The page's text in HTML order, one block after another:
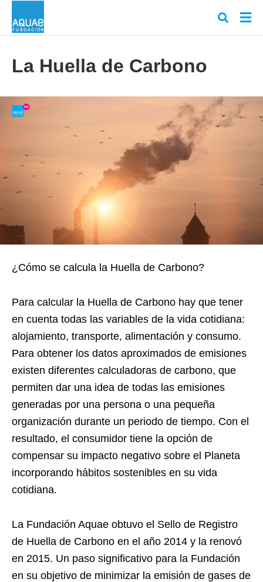
y
La Huella de Carbono
¿Cómo se calcula la Huella de Carbono?
Para calcular la Huella de Carbono hay que tener
en cuenta todas las variables de la vida cotidiana:
alojamiento, transporte, alimentación y consumo.
Para obtener los datos aproximados de emisiones
existen diferentes calculadoras de carbono, que
permiten dar una idea de todas las emisiones
generadas por una persona o una pequeña
organización durante un periodo de tiempo. Con el
resultado, el consumidor tiene la opción de
compensar su impacto negativo sobre el Planeta
incorporando hábitos sostenibles en su vida
cotidiana.
La Fundación Aquae obtuvo el Sello de Registro
de Huella de Carbono en el año 2014 y la renovó
en 2015. Un paso significativo para la Fundación
en su objetivo de minimizar la emisión de gases de